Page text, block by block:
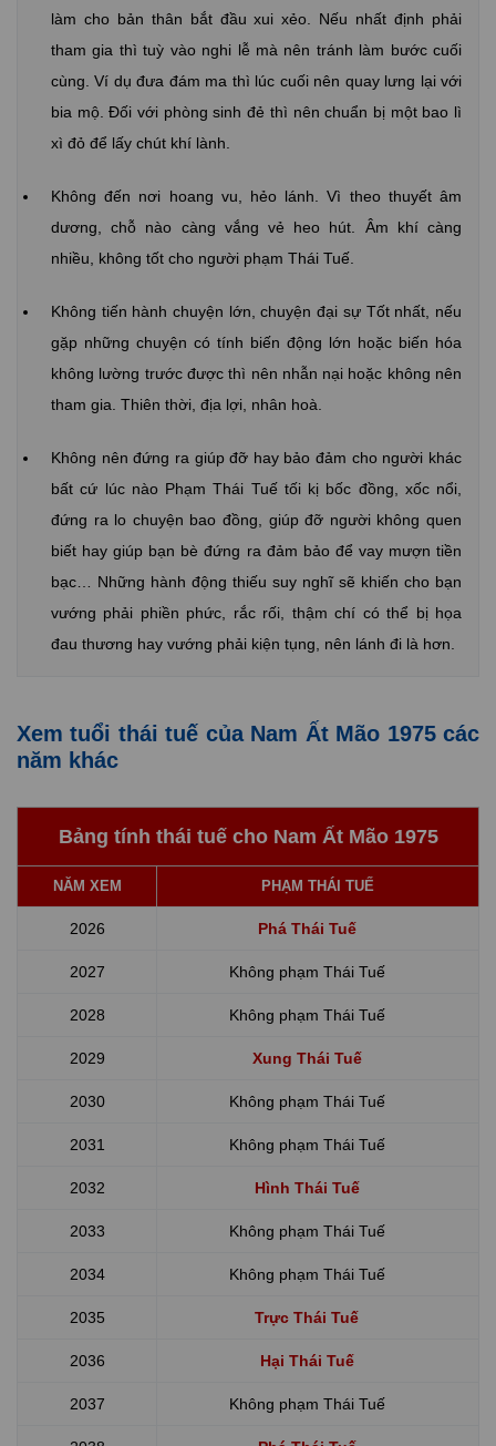
làm cho bản thân bắt đầu xui xẻo. Nếu nhất định phải
tham gia thì tuỳ vào nghi lễ mà nên tránh làm bước cuối
cùng. Ví dụ đưa đám ma thì lúc cuối nên quay lưng lại với
bia mộ. Đối với phòng sinh đẻ thì nên chuẩn bị một bao lì
xì đỏ để lấy chút khí lành.
Không đến nơi hoang vu, hẻo lánh. Vì theo thuyết âm
dương, chỗ nào càng vắng vẻ heo hút. Âm khí càng
nhiều, không tốt cho người phạm Thái Tuế.
Không tiến hành chuyện lớn, chuyện đại sự Tốt nhất, nếu
gặp những chuyện có tính biến động lớn hoặc biến hóa
không lường trước được thì nên nhẫn nại hoặc không nên
tham gia. Thiên thời, địa lợi, nhân hoà.
Không nên đứng ra giúp đỡ hay bảo đảm cho người khác
bất cứ lúc nào Phạm Thái Tuế tối kị bốc đồng, xốc nổi,
đứng ra lo chuyện bao đồng, giúp đỡ người không quen
biết hay giúp bạn bè đứng ra đảm bảo để vay mượn tiền
bạc… Những hành động thiếu suy nghĩ sẽ khiến cho bạn
vướng phải phiền phức, rắc rối, thậm chí có thể bị họa
đau thương hay vướng phải kiện tụng, nên lánh đi là hơn.
Xem tuổi thái tuế của Nam Ất Mão 1975 các
năm khác
Bảng tính thái tuế cho Nam Ất Mão 1975
NĂM XEM PHẠM THÁI TUẾ
2026 Phá Thái Tuế
2027 Không phạm Thái Tuế
2028 Không phạm Thái Tuế
2029 Xung Thái Tuế
2030 Không phạm Thái Tuế
2031 Không phạm Thái Tuế
2032 Hình Thái Tuế
2033 Không phạm Thái Tuế
2034 Không phạm Thái Tuế
2035 Trực Thái Tuế
2036 Hại Thái Tuế
2037 Không phạm Thái Tuế